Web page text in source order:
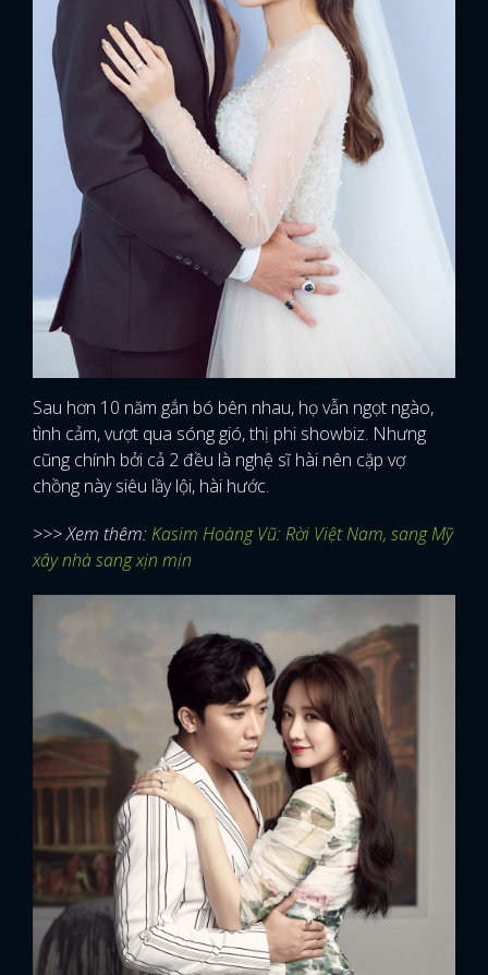
Sau hơn 10 năm gắn bó bên nhau, họ vẫn ngọt ngào,
tình cảm, vượt qua sóng gió, thị phi showbiz. Nhưng
cũng chính bởi cả 2 đều là nghệ sĩ hài nên cặp vợ
chồng này siêu lầy lội, hài hước.
>>> Xem thêm:Kasim Hoàng Vũ: Rời Việt Nam, sang Mỹ
xây nhà sang xịn mịn